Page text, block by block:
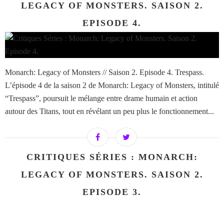
LEGACY OF MONSTERS. SAISON 2.
EPISODE 4.
Monarch: Legacy of Monsters // Saison 2. Episode 4. Trespass.
L’épisode 4 de la saison 2 de Monarch: Legacy of Monsters, intitulé
“Trespass”, poursuit le mélange entre drame humain et action
autour des Titans, tout en révélant un peu plus le fonctionnement...
CRITIQUES SÉRIES : MONARCH:
LEGACY OF MONSTERS. SAISON 2.
EPISODE 3.